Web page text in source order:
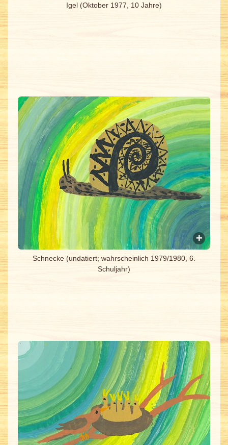
Igel (Oktober 1977, 10 Jahre)
Schnecke (undatiert; wahrscheinlich 1979/1980, 6.
Schuljahr)